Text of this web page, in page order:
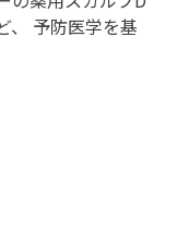
、 予防医学を基